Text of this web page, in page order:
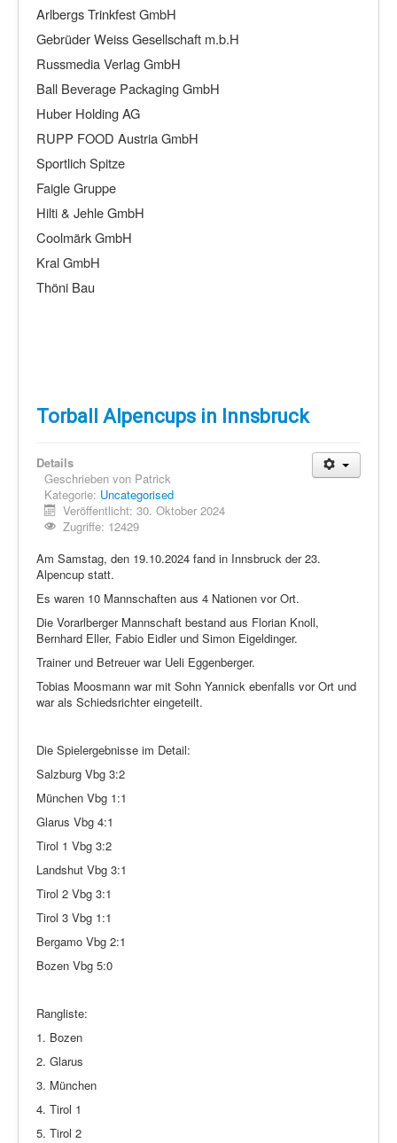
Arlbergs Trinkfest GmbH
Gebrüder Weiss Gesellschaft m.b.H
Russmedia Verlag GmbH
Ball Beverage Packaging GmbH
Huber Holding AG
RUPP FOOD Austria GmbH
Sportlich Spitze
Faigle Gruppe
Hilti & Jehle GmbH
Coolmärk GmbH
Kral GmbH
Thöni Bau
Torball Alpencups in Innsbruck
Details
Geschrieben von Patrick
Kategorie: Uncategorised
Veröffentlicht: 30. Oktober 2024
Zugriffe: 12429
Am Samstag, den 19.10.2024 fand in Innsbruck der 23.
Alpencup statt.
Es waren 10 Mannschaften aus 4 Nationen vor Ort.
Die Vorarlberger Mannschaft bestand aus Florian Knoll,
Bernhard Eller, Fabio Eidler und Simon Eigeldinger.
Trainer und Betreuer war Ueli Eggenberger.
Tobias Moosmann war mit Sohn Yannick ebenfalls vor Ort und
war als Schiedsrichter eingeteilt.
Die Spielergebnisse im Detail:
Salzburg Vbg 3:2
München Vbg 1:1
Glarus Vbg 4:1
Tirol 1 Vbg 3:2
Landshut Vbg 3:1
Tirol 2 Vbg 3:1
Tirol 3 Vbg 1:1
Bergamo Vbg 2:1
Bozen Vbg 5:0
Rangliste:
1. Bozen
2. Glarus
3. München
4. Tirol 1
5. Tirol 2